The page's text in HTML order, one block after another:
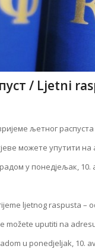
/ Ljetni
љетног распуста
можете упутити
у понедјељак, 10.
ljetnog raspusta –
možete uputiti na
u ponedjeljak, 10.
2020.